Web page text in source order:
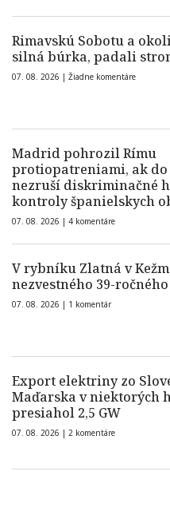
Rimavskú Sobotu a
silná búrka, padali
07. 08. 2026 | Žiadne komentáre
Madrid pohrozil Rímu
protiopatreniami, ak do
nezruší diskriminačné
kontroly španielskych
07. 08. 2026 | 4 komentáre
V rybníku Zlatná v
nezvestného 39-
07. 08. 2026 | 1 komentár
Export elektriny zo
Maďarska v niektorých
presiahol 2,5 GW
07. 08. 2026 | 2 komentáre